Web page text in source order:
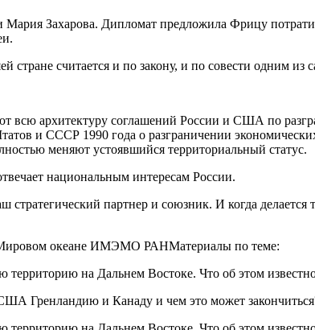
Захарова. Дипломат предложила Фрицу
считается и по закону, и по совести одним из
всю архитектуру соглашений России и США по
и СССР 1990 года о разграничении
меняют устоявшийся территориальный статус.
национальным интересам России.
партнер и союзник. И когда делается
океане ИМЭМО РАНМатериалы по теме:
Гренландию и Канаду и чем это может